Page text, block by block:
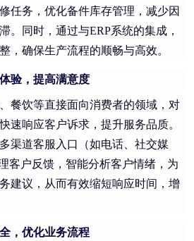
任务，优化备件库存管理，减少因
。同时，通过与ERP系统的集成，
，确保生产流程的顺畅与高效。
验，提高满意度
餐饮等直接面向消费者的领域，对
速响应客户诉求，提升服务品质。
渠道客服入口（如电话、社交媒
客户反馈，智能分析客户情绪，为
建议，从而有效缩短响应时间，增
，优化业务流程